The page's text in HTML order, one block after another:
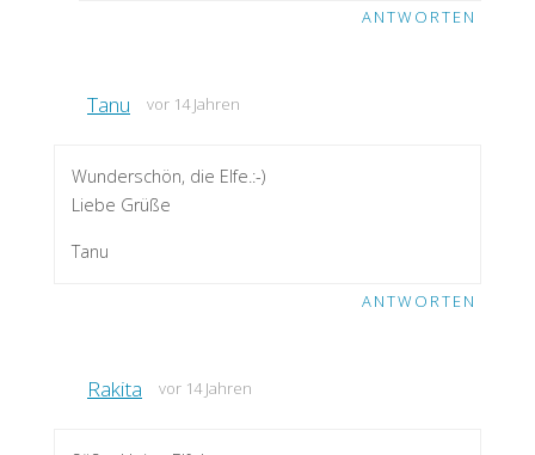
ANTWORTEN
Tanu vor 14 Jahren
Wunderschön, die Elfe.:-)
Liebe Grüße
Tanu
ANTWORTEN
Rakita vor 14 Jahren